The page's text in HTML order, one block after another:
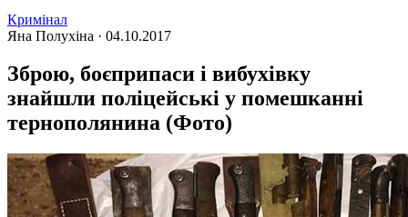
Кримінал
Яна Полухіна · 04.10.2017
Зброю, боєприпаси і вибухівку
знайшли поліцейські у помешканні
тернополянина (Фото)